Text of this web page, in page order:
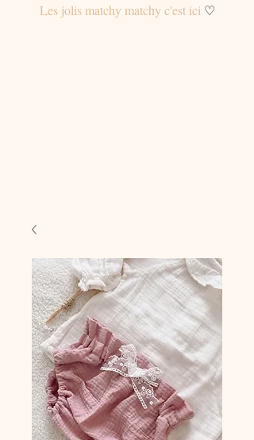
Les jolis matchy matchy c'est ici♡